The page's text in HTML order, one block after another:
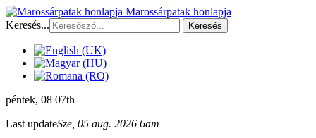
Marossárpatak honlapja
Keresés...
Keresés
péntek, 08 07th
Last updateSze, 05 aug. 2026 6am